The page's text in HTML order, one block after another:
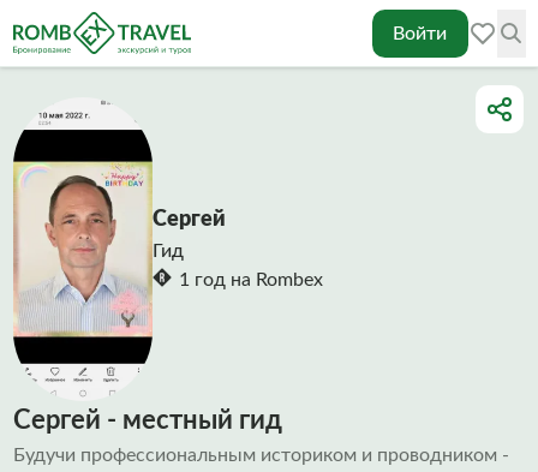
Войти
Сергей
Гид
1 год на Rombex
Сергей - местный гид
Будучи профессиональным историком и проводником -